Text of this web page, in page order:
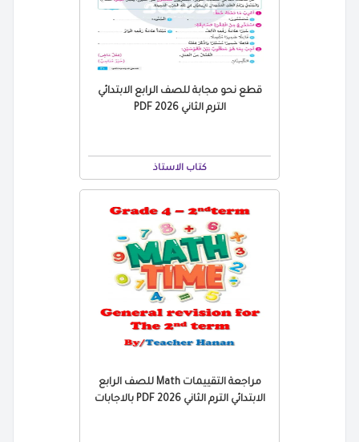
قطع نحو مجابة للصف الرابع الابتدائي
الترم الثاني 2026 PDF
كتاب الاستاذ
مراجعة التقييمات Math للصف الرابع
الابتدائي الترم الثاني 2026 PDF بالاجابات